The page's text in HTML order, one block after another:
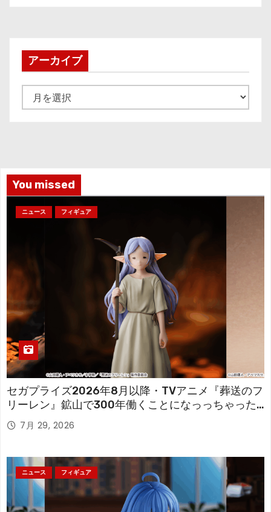
アーカイブ
ー
You missed
ニュース フィギュア
セガプライズ2026年8月以降・TVアニメ『葬送のフ
リーレン』鉱山で300年働くことになっっちゃった
「フリーレン」を立体化！
7月 29, 2026
ニュース フィギュア